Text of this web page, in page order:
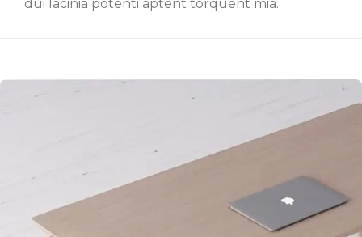
dui lacinia potenti aptent torquent mia.